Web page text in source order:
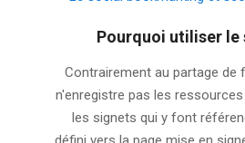
Pourquoi utiliser
11-
13
Contrairement au partage de
n'enregistre pas les
les signets qui y font